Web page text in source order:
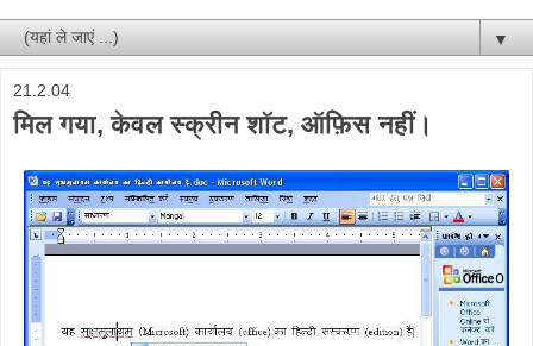
▼
21.2.04
मिल गया, केवल स्क्रीन शॉट, ऑफ़िस नहीं।